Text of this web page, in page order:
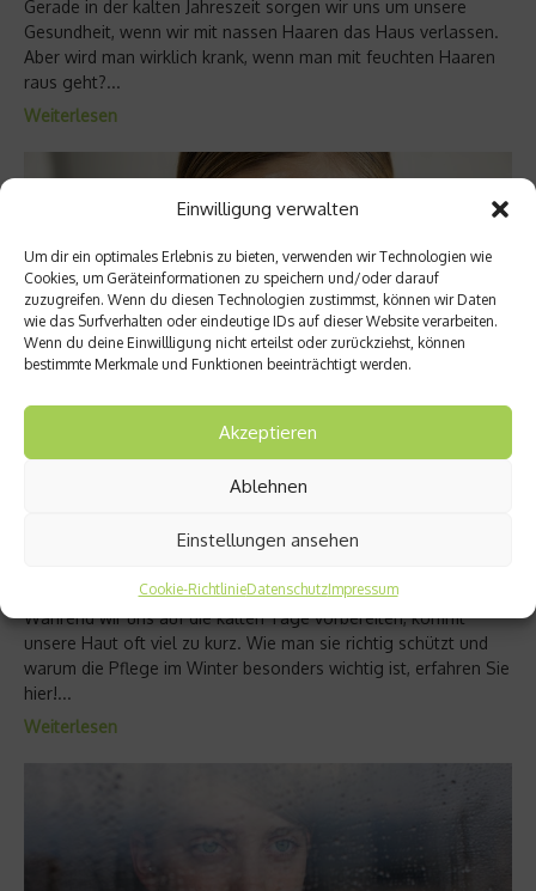
Einwilligung verwalten
Um dir ein optimales Erlebnis zu bieten, verwenden wir Technologien wie
Cookies, um Geräteinformationen zu speichern und/oder darauf
zuzugreifen. Wenn du diesen Technologien zustimmst, können wir Daten
wie das Surfverhalten oder eindeutige IDs auf dieser Website verarbeiten.
Wenn du deine Einwillligung nicht erteilst oder zurückziehst, können
bestimmte Merkmale und Funktionen beeinträchtigt werden.
Akzeptieren
Ablehnen
Einstellungen ansehen
Cookie-RichtlinieDatenschutzImpressum
Gerade in der kalten Jahreszeit sorgen wir uns um unsere
Gesundheit, wenn wir mit nassen Haaren das Haus verlassen.
Aber wird man wirklich krank, wenn man mit feuchten Haaren
raus geht?...
Weiterlesen
Gut durch den Winter mit der richtigen
werden, macht das vor allem ihr zu schaffen: Der Haut.
Während wir uns auf die kalten Tage vorbereiten, kommt
unsere Haut oft viel zu kurz. Wie man sie richtig schützt und
warum die Pflege im Winter besonders wichtig ist, erfahren Sie
hier!...
Weiterlesen